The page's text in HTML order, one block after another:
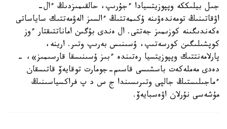
جىل بيلىككە وپپوزيتسيادا ءجۇرىپ، حالقىمىزدىڭ ءال-
اۋقاتىنىڭ تومەندەۋىنە ۇكىمەتتىڭ ءالسىز الەۋمەتتىك ساياساتى
ەكەندىگىنە كوزىمىز جەتتى. ال ەندى بۇگىن اماناتتىقتار ءوز
كوپشىلىگىن كورسەتىپ، ۇسىنىس بەرىپ وتىر. ارينە،
پارلامەنتتىك وپپوزيتسيا رەتىندە ءبىز ۇسىنىسقا قارسىمىز»، -
دەدى مەملەكەت باسشىسى قاسىم-جومارت توقايەۆ قاتىسقان
ءماجىلىستىڭ جالپى وتىرىسىندا ج س د پ فراكسياسىنىڭ
مۇشەسى نۇرلان اۋەسبايەۆ.